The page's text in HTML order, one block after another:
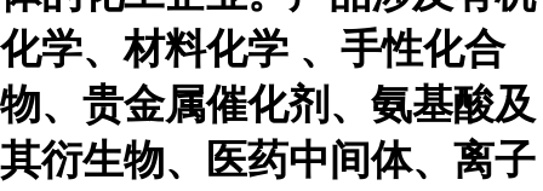
化学、材料化学 、手性化合
物、贵金属催化剂、氨基酸及
其衍生物、医药中间体、离子